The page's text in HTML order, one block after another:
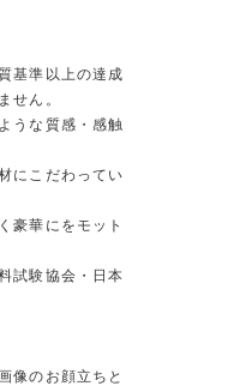
基準以上の達成
せん。
うな質感・感触
にこだわってい
豪華にをモット
試験協会・日本
像のお顔立ちと